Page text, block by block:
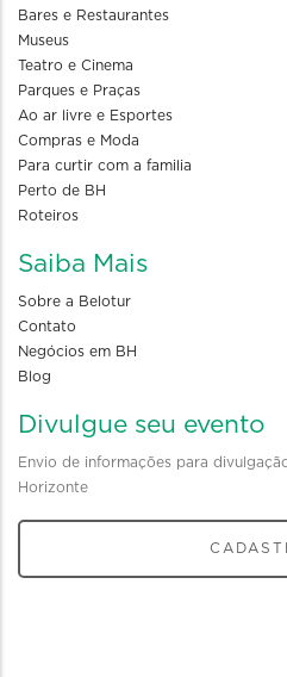
Bares e Restaurantes
Museus
Teatro e Cinema
Parques e Praças
Ao ar livre e Esportes
Compras e Moda
Para curtir com a familia
Perto de BH
Roteiros
Saiba Mais
Sobre a Belotur
Contato
Negócios em BH
Blog
Divulgue seu evento
Envio de informações para
Horizonte